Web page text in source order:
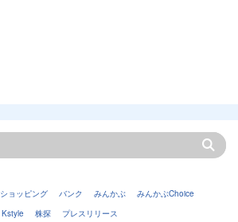
ショッピング バンク みんかぶ
みんかぶChoice
Kstyle
株探 プレスリリース